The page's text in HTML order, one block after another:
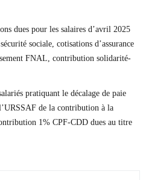
dues pour les salaires d’avril 2025
sociale, cotisations d’assurance
FNAL, contribution solidarité-
pratiquant le décalage de paie
de la contribution à la
1% CPF-CDD dues au titre